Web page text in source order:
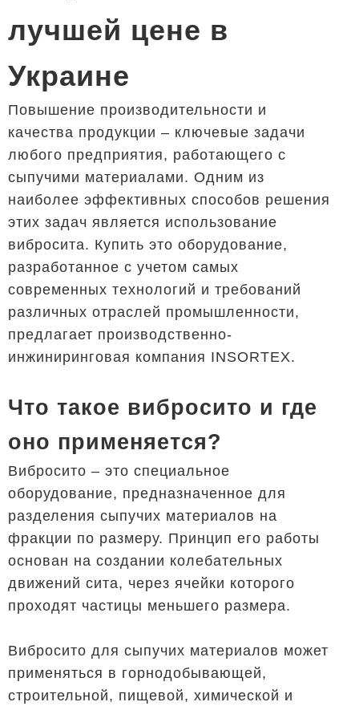
лучшей цене в
Украине
Повышение производительности и
качества продукции – ключевые задачи
любого предприятия, работающего с
сыпучими материалами. Одним из
наиболее эффективных способов решения
этих задач является использование
вибросита. Купить это оборудование,
разработанное с учетом самых
современных технологий и требований
различных отраслей промышленности,
предлагает производственно-
инжиниринговая компания INSORTEX.
Что такое вибросито и где
оно применяется?
Вибросито – это специальное
оборудование, предназначенное для
разделения сыпучих материалов на
фракции по размеру. Принцип его работы
основан на создании колебательных
движений сита, через ячейки которого
проходят частицы меньшего размера.
Вибросито для сыпучих материалов может
применяться в горнодобывающей,
строительной, пищевой, химической и